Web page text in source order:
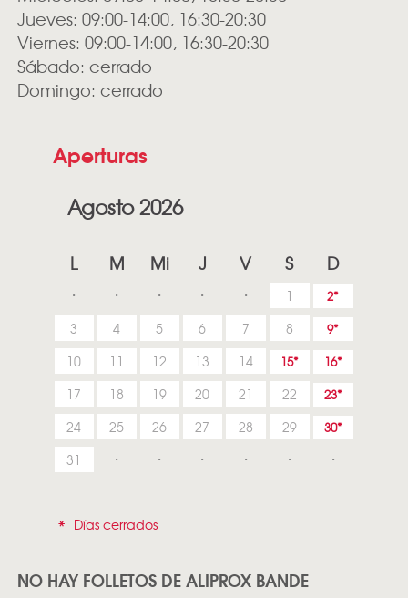
Jueves: 09:00-14:00, 16:30-20:30
Viernes: 09:00-14:00, 16:30-20:30
Sábado: cerrado
Domingo: cerrado
Aperturas
Agosto 2026
L M Mi J V S D
1 2
3 4 5 6 7 8 9
10 11 12 13 14 15 16
17 18 19 20 21 22 23
24 25 26 27 28 29 30
31
* Días cerrados
NO HAY FOLLETOS DE ALIPROX BANDE